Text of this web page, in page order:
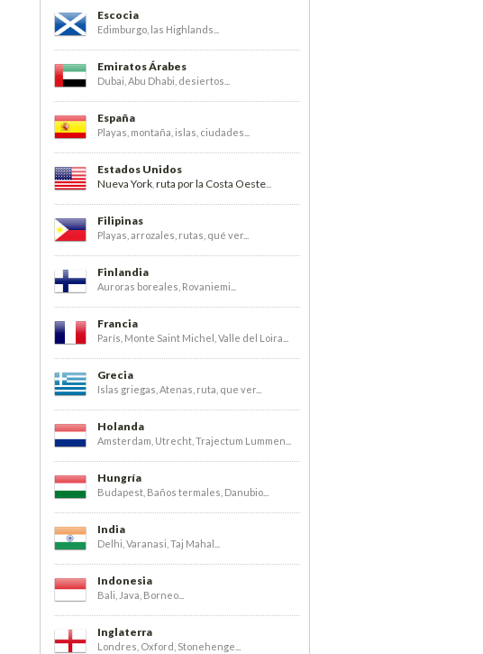
Escocia
Edimburgo, las Highlands...
Emiratos Árabes
Dubai, Abu Dhabi, desiertos...
España
Playas, montaña, islas, ciudades...
Estados Unidos
Nueva York ruta por la Costa Oeste
Filipinas
Playas, arrozales, rutas, qué ver...
Finlandia
Auroras boreales, Rovaniemi...
Francia
París, Monte Saint Michel, Valle del Loira...
Grecia
Islas griegas, Atenas, ruta, que ver...
Holanda
Amsterdam, Utrecht, Trajectum Lummen...
Hungría
Budapest, Baños termales, Danubio...
India
Delhi, Varanasi, Taj Mahal...
Indonesia
Bali, Java, Borneo...
Inglaterra
Londres, Oxford, Stonehenge...